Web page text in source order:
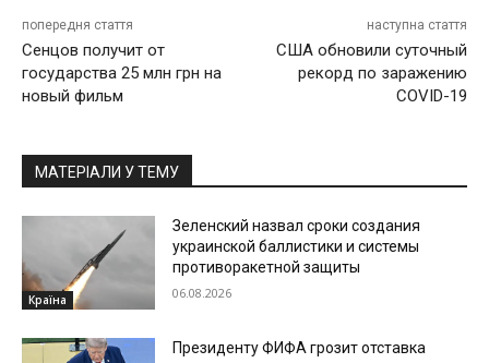
попередня стаття
Сенцов получит от
государства 25 млн грн на
новый фильм
наступна стаття
США обновили суточный
рекорд по заражению
COVID-19
МАТЕРІАЛИ У ТЕМУ
Країна
Зеленский назвал сроки создания
украинской баллистики и системы
противоракетной защиты
06.08.2026
Президенту ФИФА грозит отставка